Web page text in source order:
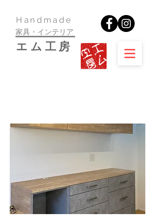
​Handmade
家具・インテリア
​エム工房